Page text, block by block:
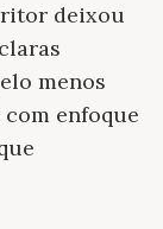
deixou
menos
enfoque